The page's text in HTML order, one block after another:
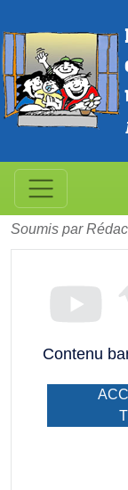
demande
Soumis par
Contenu